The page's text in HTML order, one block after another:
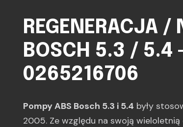
REGENERACJA /
BOSCH 5.3 /
0265216706
Pompy ABS Bosch 5.3 i 5.4 były
2005. Ze względu na swoją